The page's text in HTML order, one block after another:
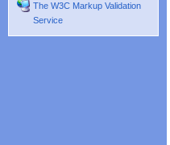
The W3C Markup Validation
Service